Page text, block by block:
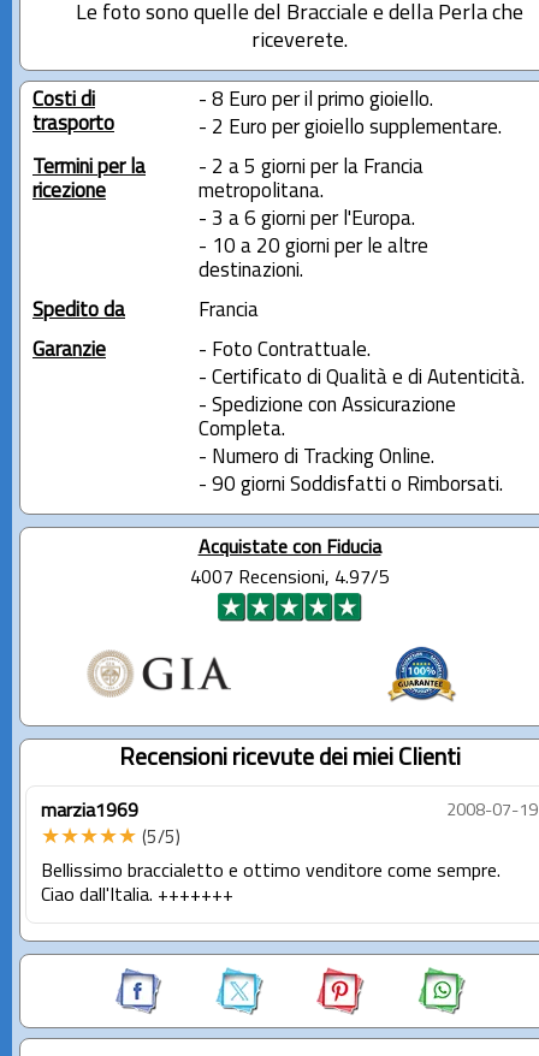
Le foto sono quelle del Bracciale e della Perla che
riceverete.
Costi di
trasporto
- 8 Euro per il primo gioiello.
- 2 Euro per gioiello supplementare.
Termini per la
ricezione
- 2 a 5 giorni per la Francia
metropolitana.
- 3 a 6 giorni per l'Europa.
- 10 a 20 giorni per le altre
destinazioni.
Spedito da
Francia
Garanzie
- Foto Contrattuale.
- Certificato di Qualità e di Autenticità.
- Spedizione con Assicurazione
Completa.
- Numero di Tracking Online.
- 90 giorni Soddisfatti o Rimborsati.
Acquistate con Fiducia
4007 Recensioni, 4.97/5
Recensioni ricevute dei miei Clienti
marzia1969 2008-07-19
★★★★★ (5/5)
Bellissimo braccialetto e ottimo venditore come sempre.
Ciao dall'Italia. +++++++